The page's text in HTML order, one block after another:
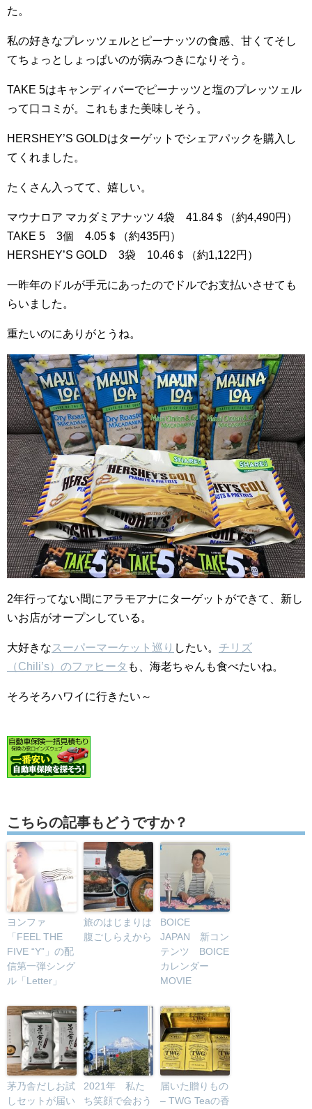
た。
私の好きなプレッツェルとピーナッツの食感、甘くてそし
てちょっとしょっぱいのが病みつきになりそう。
TAKE 5はキャンディバーでピーナッツと塩のプレッツェル
って口コミが。これもまた美味しそう。
HERSHEY’S GOLDはターゲットでシェアパックを購入し
てくれました。
たくさん入ってて、嬉しい。
マウナロア マカダミアナッツ 4袋 41.84＄（約4,490円）
TAKE 5 3個 4.05＄（約435円）
HERSHEY’S GOLD 3袋 10.46＄（約1,122円）
一昨年のドルが手元にあったのでドルでお支払いさせても
らいました。
重たいのにありがとうね。
2年行ってない間にアラモアナにターゲットができて、新し
いお店がオープンしている。
大好きなスーパーマーケット巡り したい。 チリズ
（Chili’s）のファヒータ も、海老ちゃんも食べたいね。
そろそろハワイに行きたい～
こちらの記事もどうですか？
ヨンファ
「FEEL THE
FIVE “Y”」の配
信第一弾シング
ル「Letter」
旅のはじまりは
腹ごしらえから
BOICE
JAPAN 新コン
テンツ BOICE
カレンダー
MOVIE
茅乃舎だしお試
しセットが届い
2021年 私た
ち笑顔で会おう
届いた贈りもの
– TWG Teaの香